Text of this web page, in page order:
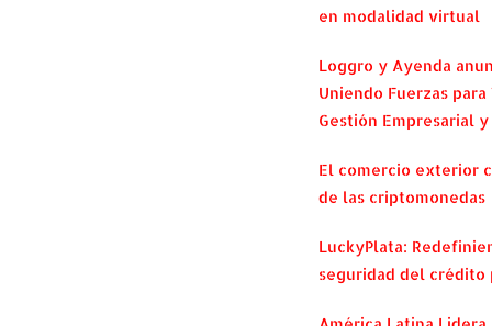
en modalidad virtual
Loggro y Ayenda
Uniendo Fuerzas
Gestión Empresarial
El comercio exterior
de las criptomonedas
LuckyPlata:
seguridad del crédito